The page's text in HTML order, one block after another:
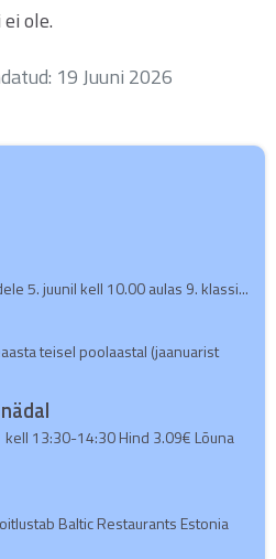
ole.
19 Juuni 2026
5. juunil kell 10.00 aulas 9. klassi...
teisel poolaastal (jaanuarist
13:30-14:30 Hind 3.09€ Lõuna
Baltic Restaurants Estonia